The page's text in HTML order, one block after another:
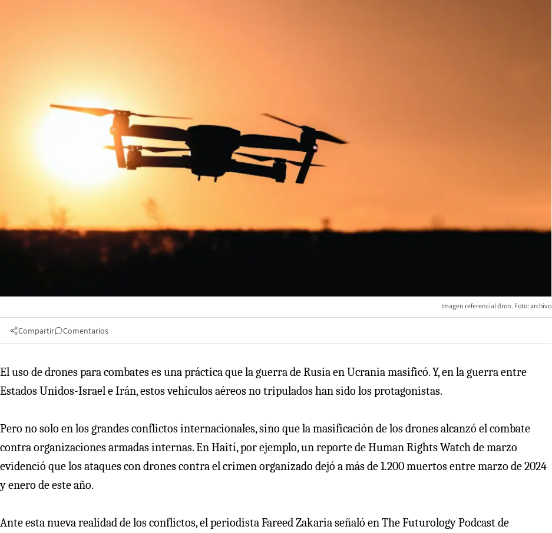
Imagen referencial dron. Foto: archivo
Compartir Comentarios
El uso de drones para combates es una práctica que la guerra de Rusia en Ucrania masificó. Y, en la guerra entre
Estados Unidos-Israel e Irán, estos vehículos aéreos no tripulados han sido los protagonistas.
Pero no solo en los grandes conflictos internacionales, sino que la masificación de los drones alcanzó el combate
contra organizaciones armadas internas. En Haití, por ejemplo, un reporte de Human Rights Watch de marzo
evidenció que los ataques con drones contra el crimen organizado dejó a más de 1.200 muertos entre marzo de 2024
y enero de este año.
Ante esta nueva realidad de los conflictos, el periodista Fareed Zakaria señaló en The Futurology Podcast de